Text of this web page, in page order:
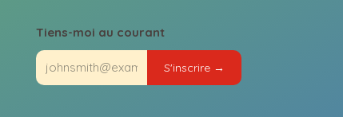
Tiens-moi au courant
S'inscrire →